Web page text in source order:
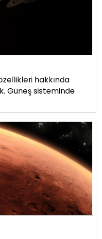
hakkında
Güneş sisteminde